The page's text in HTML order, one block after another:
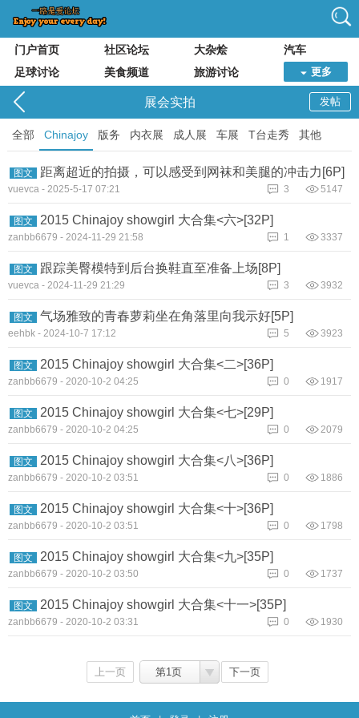
门户首页 社区论坛 大杂烩
汽车
足球讨论
美食频道 旅游讨论 更多
发帖
展会实拍
全部 Chinajoy 版务 内衣展 成人展 车展 T台走秀 其他
图文 距离超近的拍摄，可以感受到网袜和美腿的冲击力[6P]
vuevca - 2025-5-17 07:21 5147
3
图文 2015 Chinajoy showgirl 大合集<六>[32P]
zanbb6679 - 2024-11-29 21:58 3337
1
图文 跟踪美臀模特到后台换鞋直至准备上场[8P]
vuevca - 2024-11-29 21:29 3932
3
图文 气场雅致的青春萝莉坐在角落里向我示好[5P]
eehbk - 2024-10-7 17:12 3923
5
图文 2015 Chinajoy showgirl 大合集<二>[36P]
zanbb6679 - 2020-10-2 04:25 1917
0
图文 2015 Chinajoy showgirl 大合集<七>[29P]
zanbb6679 - 2020-10-2 04:25 2079
0
图文 2015 Chinajoy showgirl 大合集<八>[36P]
zanbb6679 - 2020-10-2 03:51 1886
0
图文 2015 Chinajoy showgirl 大合集<十>[36P]
zanbb6679 - 2020-10-2 03:51 1798
0
图文 2015 Chinajoy showgirl 大合集<九>[35P]
zanbb6679 - 2020-10-2 03:50 1737
0
图文 2015 Chinajoy showgirl 大合集<十一>[35P]
zanbb6679 - 2020-10-2 03:31 1930
0
上一页 第1页 下一页